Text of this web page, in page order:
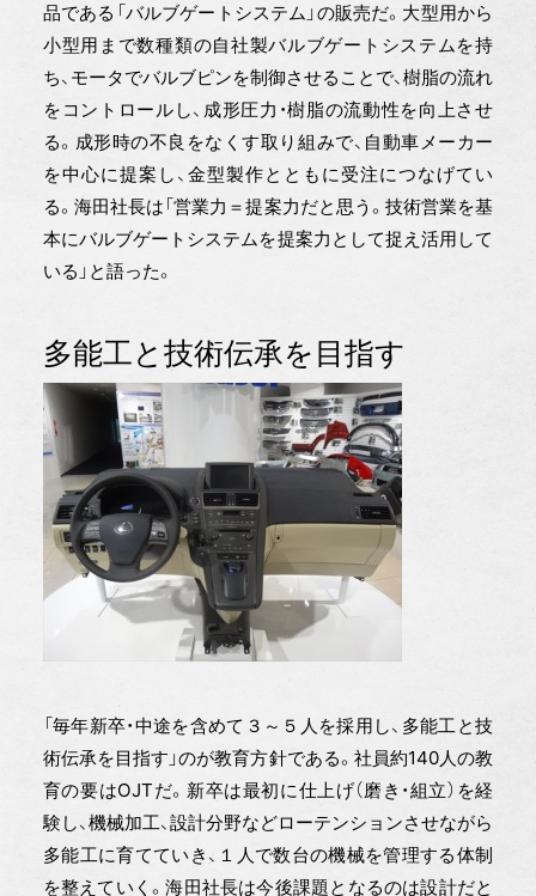
品である「バルブゲートシステム」の販売だ。大型用から
小型用まで数種類の自社製バルブゲートシステムを持
ち、モータでバルブピンを制御させることで、樹脂の流れ
をコントロールし、成形圧力・樹脂の流動性を向上させ
る。成形時の不良をなくす取り組みで、自動車メーカー
を中心に提案し、金型製作とともに受注につなげてい
る。海田社長は「営業力＝提案力だと思う。技術営業を基
本にバルブゲートシステムを提案力として捉え活用して
いる」と語った。
多能工と技術伝承を目指す
「毎年新卒・中途を含めて３～５人を採用し、多能工と技
術伝承を目指す」のが教育方針である。社員約140人の教
育の要はOJTだ。新卒は最初に仕上げ（磨き・組立）を経
験し、機械加工、設計分野などローテンションさせながら
多能工に育てていき、１人で数台の機械を管理する体制
を整えていく。海田社長は今後課題となるのは設計だと